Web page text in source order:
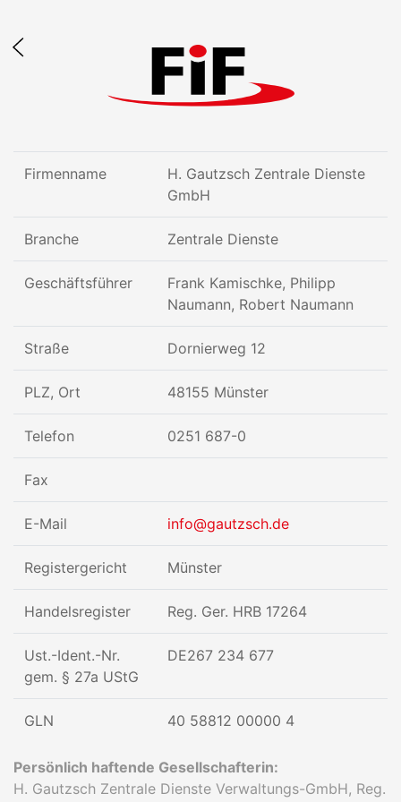
Firmenname
H. Gautzsch Zentrale Dienste
GmbH
Branche Zentrale Dienste
Geschäftsführer
Frank Kamischke, Philipp
Naumann, Robert Naumann
Straße Dornierweg 12
PLZ, Ort 48155 Münster
Telefon 0251 687-0
Fax
E-Mail info@gautzsch.de
Registergericht Münster
Handelsregister Reg. Ger. HRB 17264
Ust.-Ident.-Nr.
gem. § 27a UStG
DE267 234 677
GLN 40 58812 00000 4
Persönlich haftende Gesellschafterin:
H. Gautzsch Zentrale Dienste Verwaltungs-GmbH, Reg.